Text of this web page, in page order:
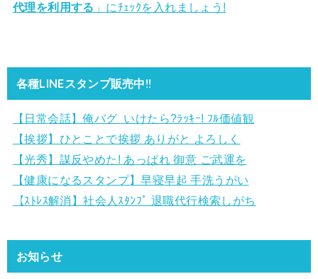
代理を利用する 」にﾁｪｯｸを入れましょう!
各種LINEスタンプ販売中!!
【日常会話】俺バグ いけたら?ﾗｯｷｰ! ﾌﾙ価値観
【挨拶】ひとことで挨拶 ありがと よろしく
【光秀】謀反やめた! あっぱれ 御意 ご武運を
【健康になるスタンプ】早寝早起 手洗うがい
【ｽﾄﾚｽ解消】社会人ｽﾀﾝﾌﾟ 退職代行検索しがち
お知らせ